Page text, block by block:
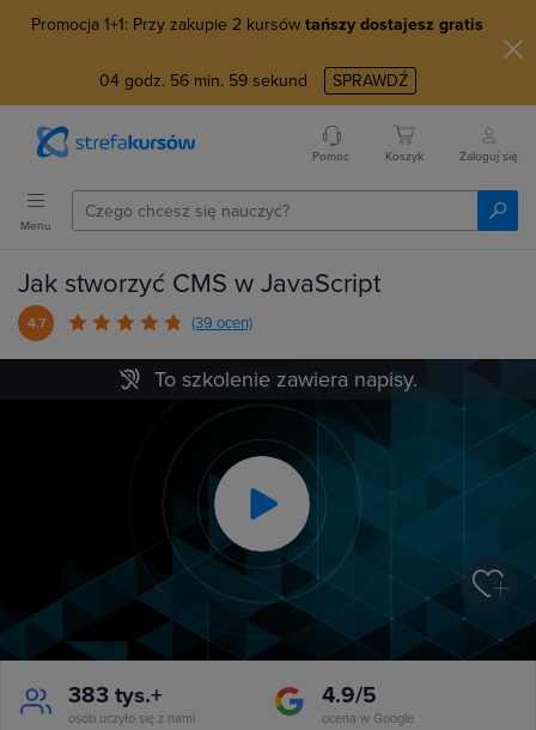
Promocja 1+1: Przy zakupie 2 kursów tańszy dostajesz gratis
04 godz. 56 min. 58 sekund SPRAWDŹ
Pomoc Koszyk Zaloguj się
Menu
Jak stworzyć CMS w JavaScript
4.7 (39 ocen)
Play
To szkolenie zawiera napisy.
383 tys.+
osób uczyło się z nami
4.9/5
ocena w Google